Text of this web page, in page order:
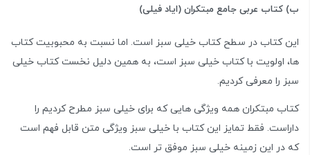
ب) کتاب عربی جامع مبتکران (ایاد فیلی)
این کتاب در سطح کتاب خیلی سبز است. اما نسبت به محبوبیت کتاب
ها، اولویت با کتاب خیلی سبز است، به همین دلیل نخست کتاب خیلی
سبز را معرفی کردیم.
کتاب مبتکران همه ویژگی هایی که برای خیلی سبز مطرح کردیم را
داراست. فقط تمایز این کتاب با خیلی سبز ویژگی متن قابل فهم است
که در این زمینه خیلی سبز موفق تر است.